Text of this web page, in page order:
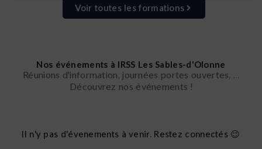
Voir toutes les formations
Nos événements à IRSS Les Sables-d'Olonne
Réunions d'information, journées portes ouvertes, ...
Découvrez nos événements !
Il n'y pas d'évenements à venir. Restez connectés 😉